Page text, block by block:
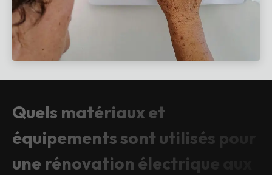
Quels matériaux et
équipements sont utilisés pour
une rénovation électrique aux